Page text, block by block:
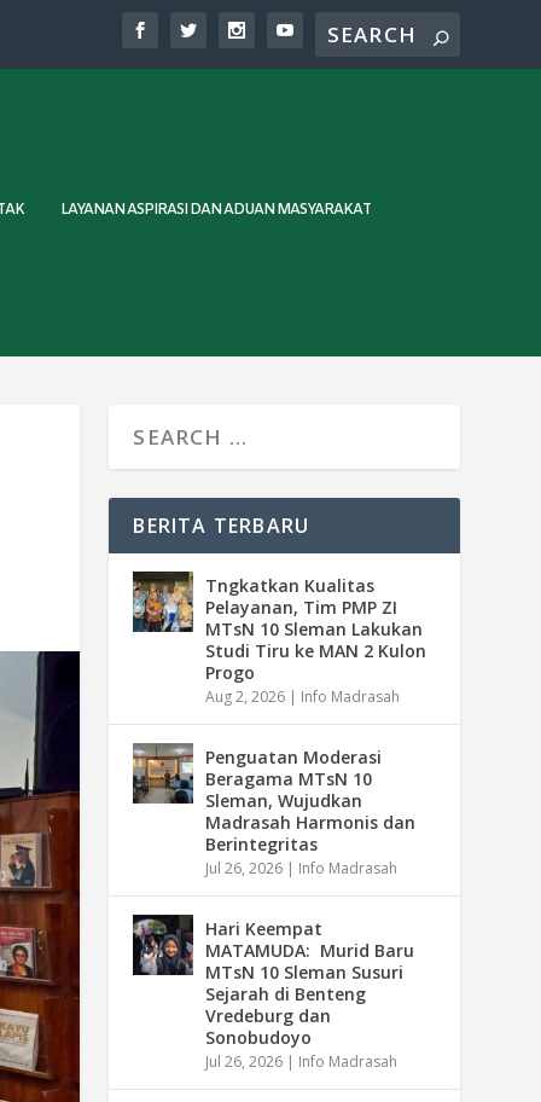
LAYANAN ASPIRASI DAN ADUAN MASYARAKAT
BERITA TERBARU
Tngkatkan Kualitas
Pelayanan, Tim PMP ZI
MTsN 10 Sleman Lakukan
Studi Tiru ke MAN 2 Kulon
Progo
Aug 2, 2026 | Info Madrasah
Penguatan Moderasi
Beragama MTsN 10
Sleman, Wujudkan
Madrasah Harmonis dan
Berintegritas
Jul 26, 2026 | Info Madrasah
Hari Keempat
MATAMUDA: Murid Baru
MTsN 10 Sleman Susuri
Sejarah di Benteng
Vredeburg dan
Sonobudoyo
Jul 26, 2026 | Info Madrasah